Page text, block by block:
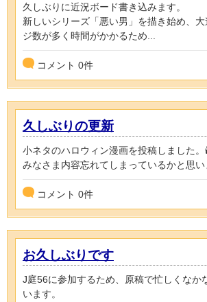
久しぶりに近況ボード書き込みます。
新しいシリーズ「悪い男」を描き始め、
ジ数が多く時間がかかるため...
コメント 0件
久しぶりの更新
小ネタのハロウィン漫画を投稿しました。
みなさま内容忘れてしまっているかと思
コメント 0件
お久しぶりです
J庭56に参加するため、原稿で忙しくなか
います。